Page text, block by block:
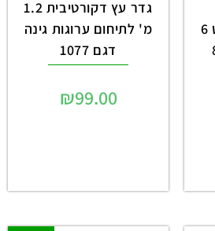
ותמיכת צמחים – סט 6
גדר עץ דקורטיבית 1.2
מ' לתיחום ערוגות גינה
דגם 1077
₪99.00